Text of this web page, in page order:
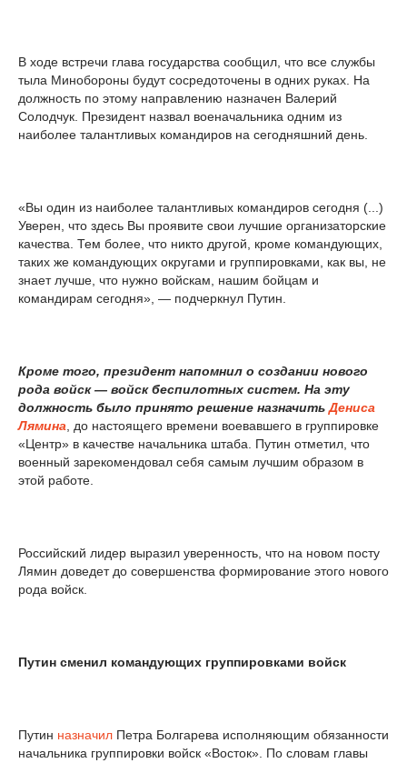
В ходе встречи глава государства сообщил, что все службы
тыла Минобороны будут сосредоточены в одних руках. На
должность по этому направлению назначен Валерий
Солодчук. Президент назвал военачальника одним из
наиболее талантливых командиров на сегодняшний день.
«Вы один из наиболее талантливых командиров сегодня (...)
Уверен, что здесь Вы проявите свои лучшие организаторские
качества. Тем более, что никто другой, кроме командующих,
таких же командующих округами и группировками, как вы, не
знает лучше, что нужно войскам, нашим бойцам и
командирам сегодня», — подчеркнул Путин.
Кроме того, президент напомнил о создании нового
рода войск — войск беспилотных систем. На эту
должность было принято решение назначитьДениса
Лямина , до настоящего времени воевавшего в группировке
«Центр» в качестве начальника штаба. Путин отметил, что
военный зарекомендовал себя самым лучшим образом в
этой работе.
Российский лидер выразил уверенность, что на новом посту
Лямин доведет до совершенства формирование этого нового
рода войск.
Путин сменил командующих группировками войск
Путин назначил Петра Болгарева исполняющим обязанности
начальника группировки войск «Восток». По словам главы